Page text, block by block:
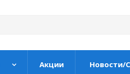
Акции Новости/